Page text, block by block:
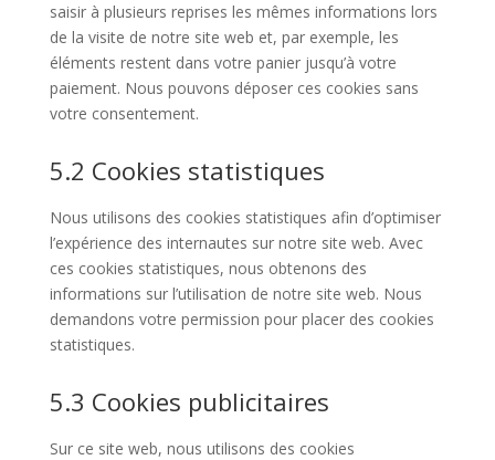
saisir à plusieurs reprises les mêmes informations lors
de la visite de notre site web et, par exemple, les
éléments restent dans votre panier jusqu’à votre
paiement. Nous pouvons déposer ces cookies sans
votre consentement.
5.2 Cookies statistiques
Nous utilisons des cookies statistiques afin d’optimiser
l’expérience des internautes sur notre site web. Avec
ces cookies statistiques, nous obtenons des
informations sur l’utilisation de notre site web. Nous
demandons votre permission pour placer des cookies
statistiques.
5.3 Cookies publicitaires
Sur ce site web, nous utilisons des cookies